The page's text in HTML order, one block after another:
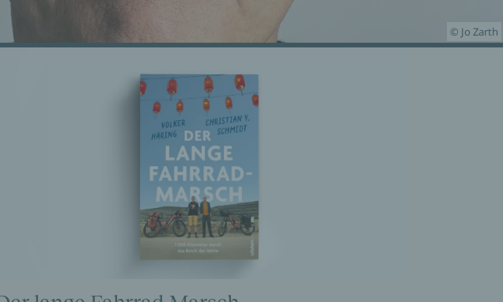
© Jo Zarth